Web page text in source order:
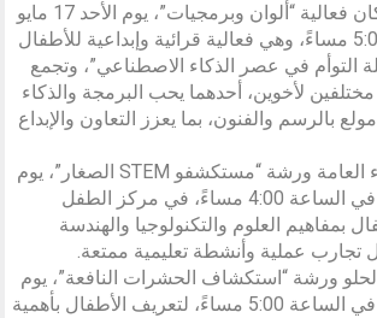
وتنظم مكتبة خورفكان فعالية “ألوان وبرمجيات”، يوم الأحد 17 مايو
2026 في الساعة 5:00 مساءً، وهي فعالية قرائية وإبداعية للأطفال
التوأم في عصر الذكاء الاصطناعي”، وتجمع
مختلفين لأخوين، أحدهما يحب البرمجة والذكاء
بالرسم والفنون، بما يعزز التعاون والإبداع
كما تقدم مكتبة كلباء العامة ورشة “مستكشفو STEM الصغار”، يوم
الأحد 24 مايو 2026 في الساعة 4:00 مساءً، في مركز الطفل
بمفاهيم العلوم والتكنولوجيا والهندسة
تجارب عملية وأنشطة تعليمية ممتعة.
ورشة “استكشاف الحشرات النافعة”، يوم
الأحد 24 مايو 2026 في الساعة 5:00 مساءً، لتعريف الأطفال بأهمية